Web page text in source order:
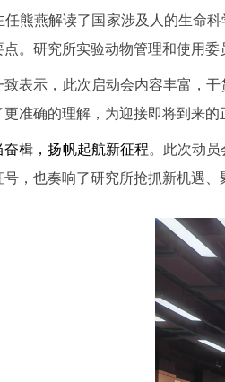
任熊燕解读了国家涉及人的生命
。 研究所实验动物管理和使用委
致表示，此次启动会内容丰富，
准确的理解，为迎接即将到来的
奋楫 ，扬帆起航新征程。此次动员
号 ， 也奏响了研究所抢抓新机遇